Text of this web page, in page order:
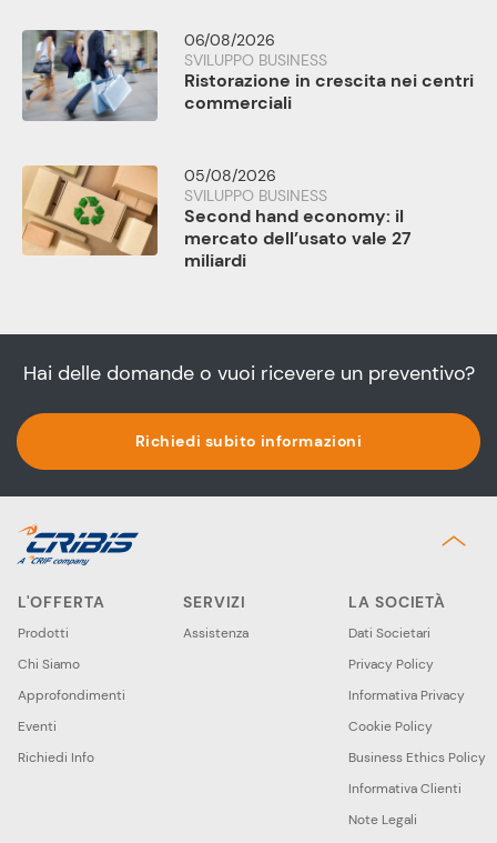
06/08/2026
SVILUPPO BUSINESS
Ristorazione in crescita nei centri
commerciali
05/08/2026
SVILUPPO BUSINESS
Second hand economy: il
mercato dell’usato vale 27
miliardi
Hai delle domande o vuoi ricevere un preventivo?
Richiedi subito informazioni
L'OFFERTA
Prodotti
Chi Siamo
Approfondimenti
Eventi
Richiedi Info
SERVIZI
Assistenza
LA SOCIETÀ
Dati Societari
Privacy Policy
Informativa Privacy
Cookie Policy
Business Ethics Policy
Informativa Clienti
Note Legali